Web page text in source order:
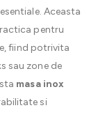
Aceasta
pentru
fiind potrivita
sau zone de
masa inox
si